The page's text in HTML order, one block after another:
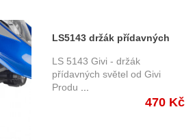
LS5143 držák přídavných
světel Givi - BMW R 1300 GS
(24-)
LS 5143 Givi - držák
přídavných světel od Givi
Produ
470 Kč